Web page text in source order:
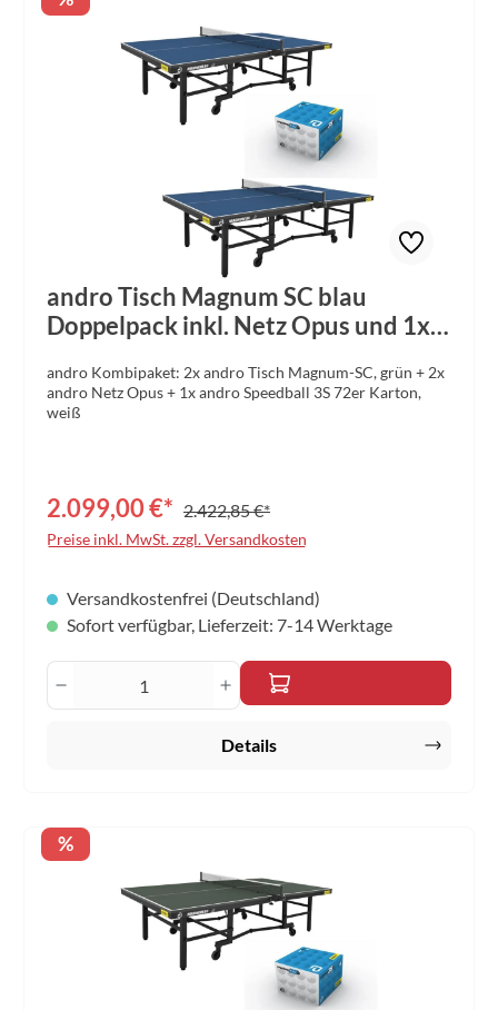
(Flachstahl 50x3 mm), silber pulverbeschichtet -
Funktionsteile:galvanisch verzinkt - Rollen:vier Lenkrollen
100 mm mit Gummilauffläche, davon zwei Rollen mit
Feststeller (Bremse) - Geringe Abstellmaße:1525 x 1600 x
440 mm (B x H x T) - Gewicht:ca. 110 kg
andro Tisch Magnum SC blau
Doppelpack inkl. Netz Opus und 1x
andro Kombipaket: 2x andro Tisch Magnum-SC, grün + 2x
andro Netz Opus + 1x andro Speedball 3S 72er Karton,
weiß
2.099,00 €* 2.422,85 €*
Preise inkl. MwSt. zzgl. Versandkosten
Versandkostenfrei (Deutschland)
Sofort verfügbar, Lieferzeit: 7-14 Werktage
Produkt Anzahl: Gib den gewünschten
Details
Rabatt
%